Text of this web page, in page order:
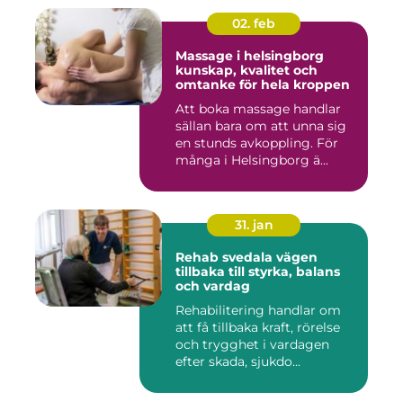
02. feb
Massage i helsingborg
kunskap, kvalitet och
omtanke för hela kroppen
Att boka massage handlar
sällan bara om att unna sig
en stunds avkoppling. För
många i Helsingborg ä...
31. jan
Rehab svedala vägen
tillbaka till styrka, balans
och vardag
Rehabilitering handlar om
att få tillbaka kraft, rörelse
och trygghet i vardagen
efter skada, sjukdo...